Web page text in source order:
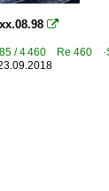

85 / 4 460 Re 460